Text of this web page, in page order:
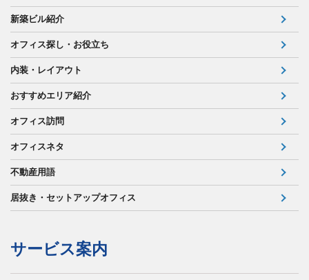
新築ビル紹介
オフィス探し・お役立ち
内装・レイアウト
おすすめエリア紹介
オフィス訪問
オフィスネタ
不動産用語
居抜き・セットアップオフィス
サービス案内